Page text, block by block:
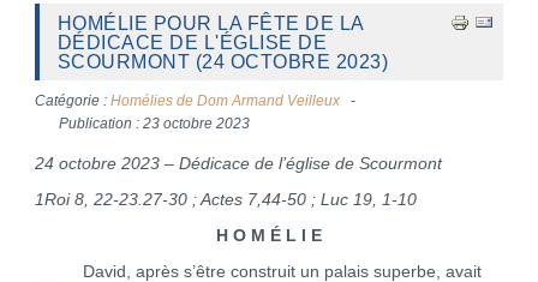
HOMÉLIE POUR LA FÊTE DE LA
DÉDICACE DE L'ÉGLISE DE
SCOURMONT (24 OCTOBRE 2023)
Catégorie : Homélies de Dom Armand Veilleux
Publication : 23 octobre 2023
24 octobre 2023 – Dédicace de l’église de Scourmont
1Roi 8, 22-23.27-30 ; Actes 7,44-50 ; Luc 19, 1-10
H O M É L I E
David, après s’être construit un palais superbe, avait